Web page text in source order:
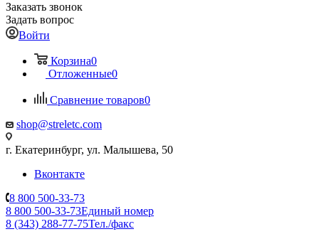
Заказать звонок
Задать вопрос
Войти
Корзина0
Отложенные0
Сравнение товаров0
shop@streletc.com
г. Екатеринбург, ул. Малышева, 50
Вконтакте
8 800 500-33-73
8 800 500-33-73Единый номер
8 (343) 288-77-75Тел./факс